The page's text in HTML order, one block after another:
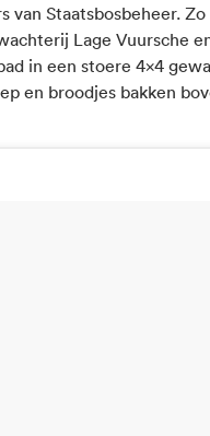
van Staatsbosbeheer.
Lage Vuursche
in een stoere 4×4
en broodjes bakken